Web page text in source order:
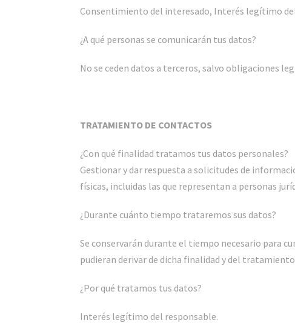
Consentimiento del interesado, Interés legítimo
¿A qué personas se comunicarán tus datos?
No se ceden datos a terceros, salvo obligaciones
TRATAMIENTO DE CONTACTOS
¿Con qué finalidad tratamos tus datos personales?
Gestionar y dar respuesta a solicitudes de
físicas, incluidas las que representan a personas
¿Durante cuánto tiempo trataremos sus datos?
Se conservarán durante el tiempo necesario para
pudieran derivar de dicha finalidad y del
¿Por qué tratamos tus datos?
Interés legítimo del responsable.